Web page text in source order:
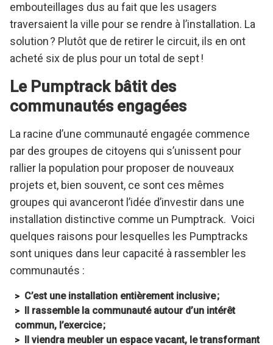
embouteillages dus au fait que les usagers
traversaient la ville pour se rendre à l’installation. La
solution ? Plutôt que de retirer le circuit, ils en ont
acheté six de plus pour un total de sept !
Le Pumptrack bâtit des
communautés engagées
La racine d’une communauté engagée commence
par des groupes de citoyens qui s’unissent pour
rallier la population pour proposer de nouveaux
projets et, bien souvent, ce sont ces mêmes
groupes qui avanceront l’idée d’investir dans une
installation distinctive comme un Pumptrack. Voici
quelques raisons pour lesquelles les Pumptracks
sont uniques dans leur capacité à rassembler les
communautés :
C’est une installation entièrement inclusive ;
Il rassemble la communauté autour d’un intérêt
commun, l’exercice ;
Il viendra meubler un espace vacant, le transformant